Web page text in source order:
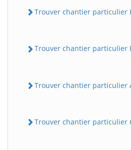
Trouver chantier particulier
Trouver chantier particulier
Trouver chantier particulier
Trouver chantier particulier